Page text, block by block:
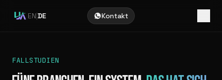
EN|DE Kontakt
FALLSTUDIEN